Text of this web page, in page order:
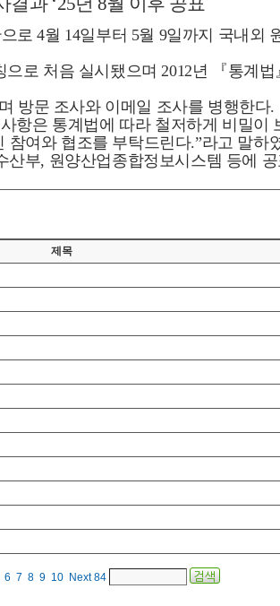
으로4월 14일부터 5월 9일까지 국내외
으로 처음 실시됐으며2012년 『통계법
방문 조사와 이메일 조사를 병행한다.
항은 통계법에 따라 철저하게 비밀이
참여와 협조를 부탁드린다.”라고 말하
산부, 원양산업종합정보시스템 등에
제목
6 7 8 9 10 Next 84